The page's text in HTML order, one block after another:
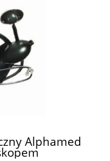
Alphamed